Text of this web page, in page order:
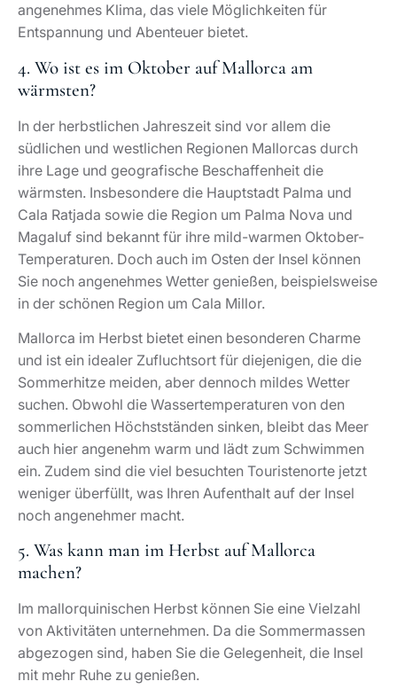
angenehmes Klima, das viele Möglichkeiten für
Entspannung und Abenteuer bietet.
4. Wo ist es im Oktober auf Mallorca am
wärmsten?
In der herbstlichen Jahreszeit sind vor allem die
südlichen und westlichen Regionen Mallorcas durch
ihre Lage und geografische Beschaffenheit die
wärmsten. Insbesondere die Hauptstadt Palma und
Cala Ratjada sowie die Region um Palma Nova und
Magaluf sind bekannt für ihre mild-warmen Oktober-
Temperaturen. Doch auch im Osten der Insel können
Sie noch angenehmes Wetter genießen, beispielsweise
in der schönen Region um Cala Millor.
Mallorca im Herbst bietet einen besonderen Charme
und ist ein idealer Zufluchtsort für diejenigen, die die
Sommerhitze meiden, aber dennoch mildes Wetter
suchen. Obwohl die Wassertemperaturen von den
sommerlichen Höchstständen sinken, bleibt das Meer
auch hier angenehm warm und lädt zum Schwimmen
ein. Zudem sind die viel besuchten Touristenorte jetzt
weniger überfüllt, was Ihren Aufenthalt auf der Insel
noch angenehmer macht.
5. Was kann man im Herbst auf Mallorca
machen?
Im mallorquinischen Herbst können Sie eine Vielzahl
von Aktivitäten unternehmen. Da die Sommermassen
abgezogen sind, haben Sie die Gelegenheit, die Insel
mit mehr Ruhe zu genießen.